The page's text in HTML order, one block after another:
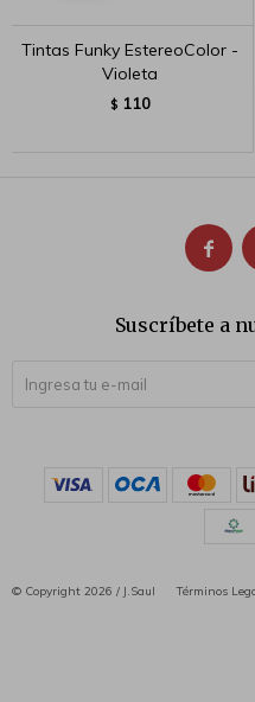
Tintas Funky EstereoColor -
Violeta
$ 110

Suscríbete a
© Copyright 2026 / J.Saul Términos